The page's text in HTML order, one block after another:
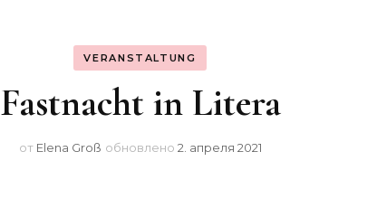
VERANSTALTUNG
Fastnacht in Litera
от Elena Groß обновлено 2. апреля 2021